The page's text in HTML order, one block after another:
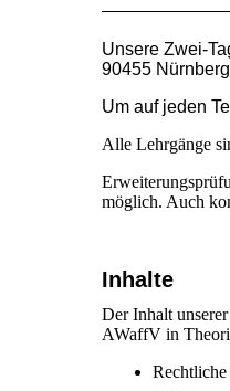
Unsere Zwei-
90455
Um auf jeden
Alle Lehrgänge
möglich. Auch
Inhalte
Der Inhalt
AWaffV in